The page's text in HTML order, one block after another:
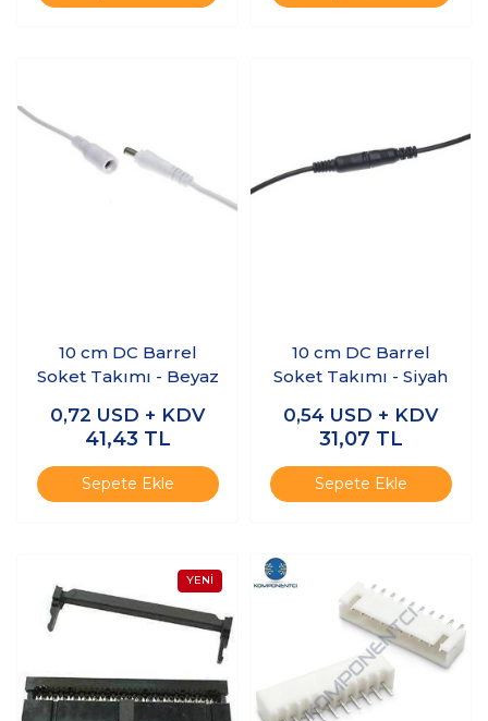
10 cm DC Barrel
Soket Takımı - Beyaz
0,72 USD + KDV
41,43 TL
Sepete Ekle
10 cm DC Barrel
Soket Takımı - Siyah
0,54 USD + KDV
31,07 TL
Sepete Ekle